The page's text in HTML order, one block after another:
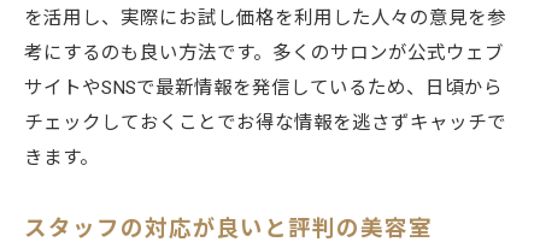
を活用し、実際にお試し価格を利用した人々の意見を参
考にするのも良い方法です。多くのサロンが公式ウェブ
サイトやSNSで最新情報を発信しているため、日頃から
チェックしておくことでお得な情報を逃さずキャッチで
きます。
スタッフの対応が良いと評判の美容室